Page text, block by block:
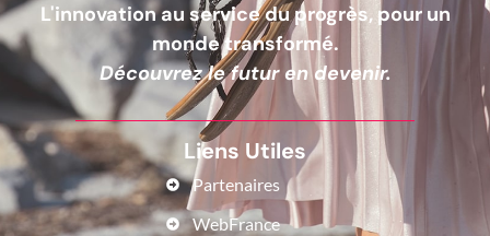
L'innovation au service du progrès, pour un
monde transformé.
Découvrez le futur en devenir.
Liens Utiles
Partenaires
WebFrance